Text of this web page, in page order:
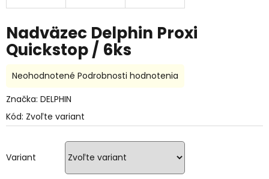
Nadväzec Delphin Proxi
Quickstop / 6ks
Kód: Zvoľte variant
Variant
Priemerné
produktu
0,0
hviezdičiek.
Neohodnotené Podrobnosti hodnotenia
Značka: DELPHIN